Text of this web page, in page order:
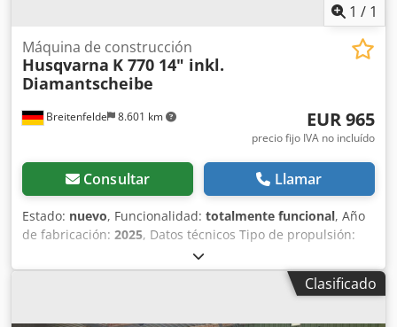
1 / 1
Breitenfelde 8.601 km
Máquina de construcción
Husqvarna K 770 14" inkl.
Diamantscheibe
EUR 965
precio fijo IVA no incluído
Consultar Llamar
Estado: nuevo, Funcionalidad: totalmente funcional, Año
de fabricación: 2025, Datos técnicos Tipo de propulsión:
gasolina Potencia: 3,7 kW Profundidad de corte máx.
Profundidad de corte: 125 mm Diámetro máx. Diámetro del
disco de corte: 350 mm Djdpjtt Ad Tofx Ah Hjck MotorClasificado